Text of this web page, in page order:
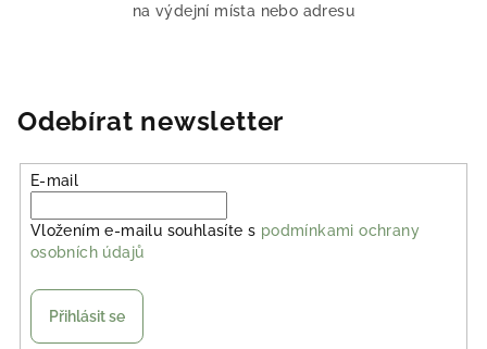
na výdejní místa nebo adresu
Odebírat newsletter
E-mail
Vložením e-mailu souhlasíte s podmínkami ochrany
osobních údajů
Přihlásit se